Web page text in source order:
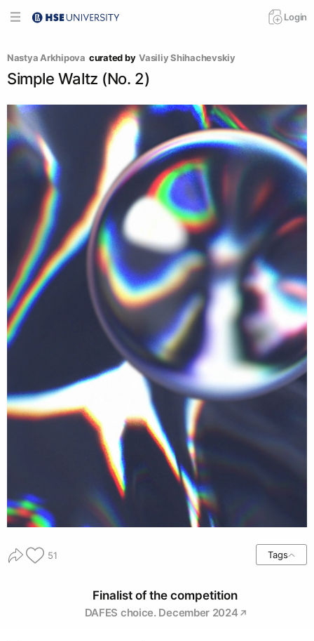
Login
Nastya Arkhipova curated by Vasiliy Shihachevskiy
Simple Waltz (No. 2)
51 Tags
Finalist of the competition
DAFES choice. December 2024